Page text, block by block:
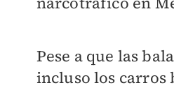
Pese a que las
incluso los carros